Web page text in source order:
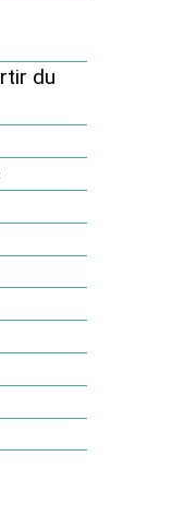
du
atomique, la
terrain dans
Lituanie...
la sortie du